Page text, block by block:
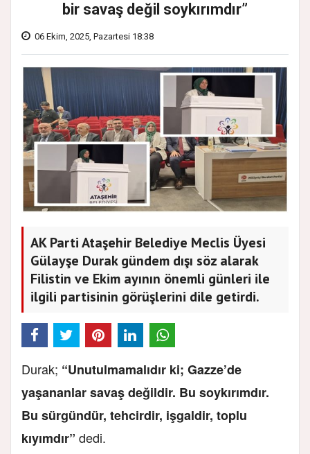
bir savaş değil soykırımdır”
06 Ekim, 2025, Pazartesi 18:38
AK Parti Ataşehir Belediye Meclis Üyesi
Gülayşe Durak gündem dışı söz alarak
Filistin ve Ekim ayının önemli günleri ile
ilgili partisinin görüşlerini dile getirdi.
Durak; “Unutulmamalıdır ki; Gazze’de
yaşananlar savaş değildir. Bu soykırımdır.
Bu sürgündür, tehcirdir, işgaldir, toplu
kıyımdır” dedi.